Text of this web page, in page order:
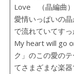
Love （晶編曲）
愛情いっぱいの
で流れていてすっ
My heart will go
ク」のこの愛の
てさまざまな楽